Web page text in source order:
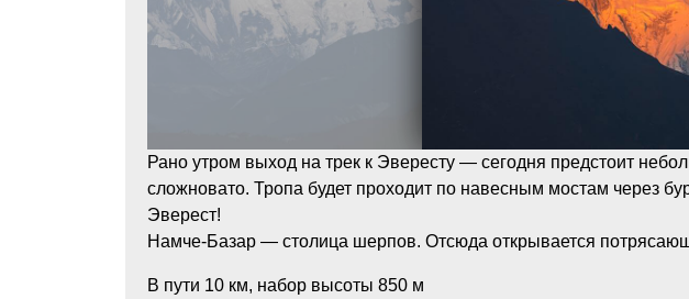
Рано утром выход на трек к Эвересту — сегодня предстоит
сложновато. Тропа будет проходит по навесным мостам через
Эверест!
Намче-Базар — столица шерпов. Отсюда открывается
В пути 10 км, набор высоты 850 м